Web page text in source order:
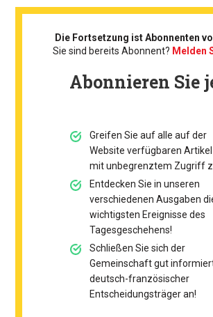
Die Fortsetzung ist Abonnenten
Sie sind bereits Abonnent? Melden
Abonnieren Sie
Greifen Sie auf alle auf der
Website verfügbaren Artikel
mit unbegrenztem Zugriff
Entdecken Sie in unseren
verschiedenen Ausgaben
wichtigsten Ereignisse des
Tagesgeschehens!
Schließen Sie sich der
Gemeinschaft gut
deutsch-französischer
Entscheidungsträger an!